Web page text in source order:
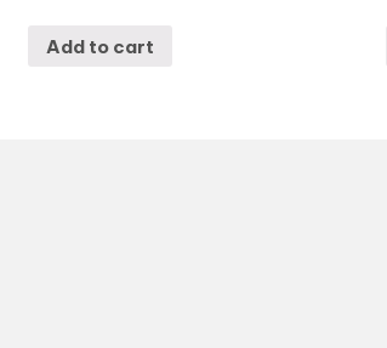
Add to cart